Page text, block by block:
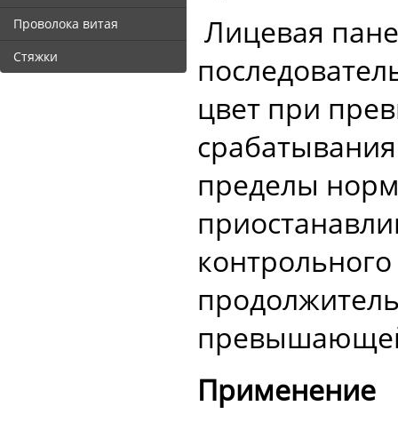
Проволока витая
Стяжки
Лицевая
цвет при
пределы
Применение